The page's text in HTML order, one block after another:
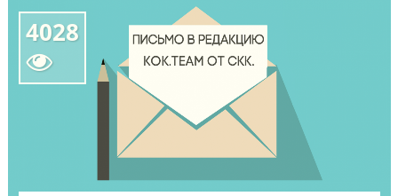
4028
